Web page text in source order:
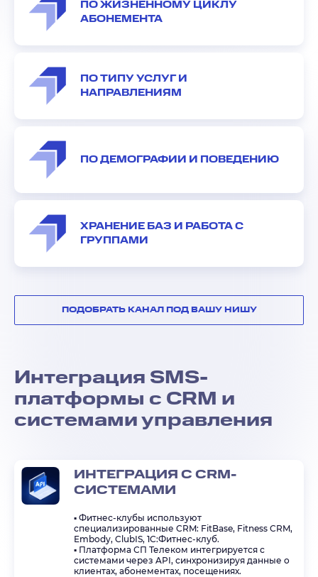
ПО ЖИЗНЕННОМУ ЦИКЛУ
АБОНЕМЕНТА
ПО ТИПУ УСЛУГ И
НАПРАВЛЕНИЯМ
ПО ДЕМОГРАФИИ И ПОВЕДЕНИЮ
ХРАНЕНИЕ БАЗ И РАБОТА С
ГРУППАМИ
ПОДОБРАТЬ КАНАЛ ПОД ВАШУ НИШУ
Интеграция SMS-
платформы с CRM и
системами управления
ИНТЕГРАЦИЯ С CRM-
СИСТЕМАМИ
▪️ Фитнес-клубы используют
специализированные CRM: FitBase, Fitness CRM,
Embody, ClubIS, 1C:Фитнес-клуб.
▪️ Платформа СП Телеком интегрируется с
системами через API, синхронизируя данные о
клиентах, абонементах, посещениях.